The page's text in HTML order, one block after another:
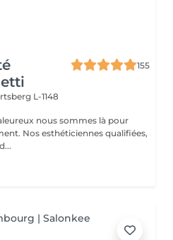
155
L-1148
nous sommes là pour
Nos esthéticiennes qualifiées,